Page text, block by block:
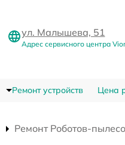
ул. Малышева, 51
Адрес сервисного центра
Ремонт устройств Цена
Ремонт Роботов-